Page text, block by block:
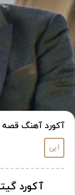
آکورد آهنگ
ابی
آکورد